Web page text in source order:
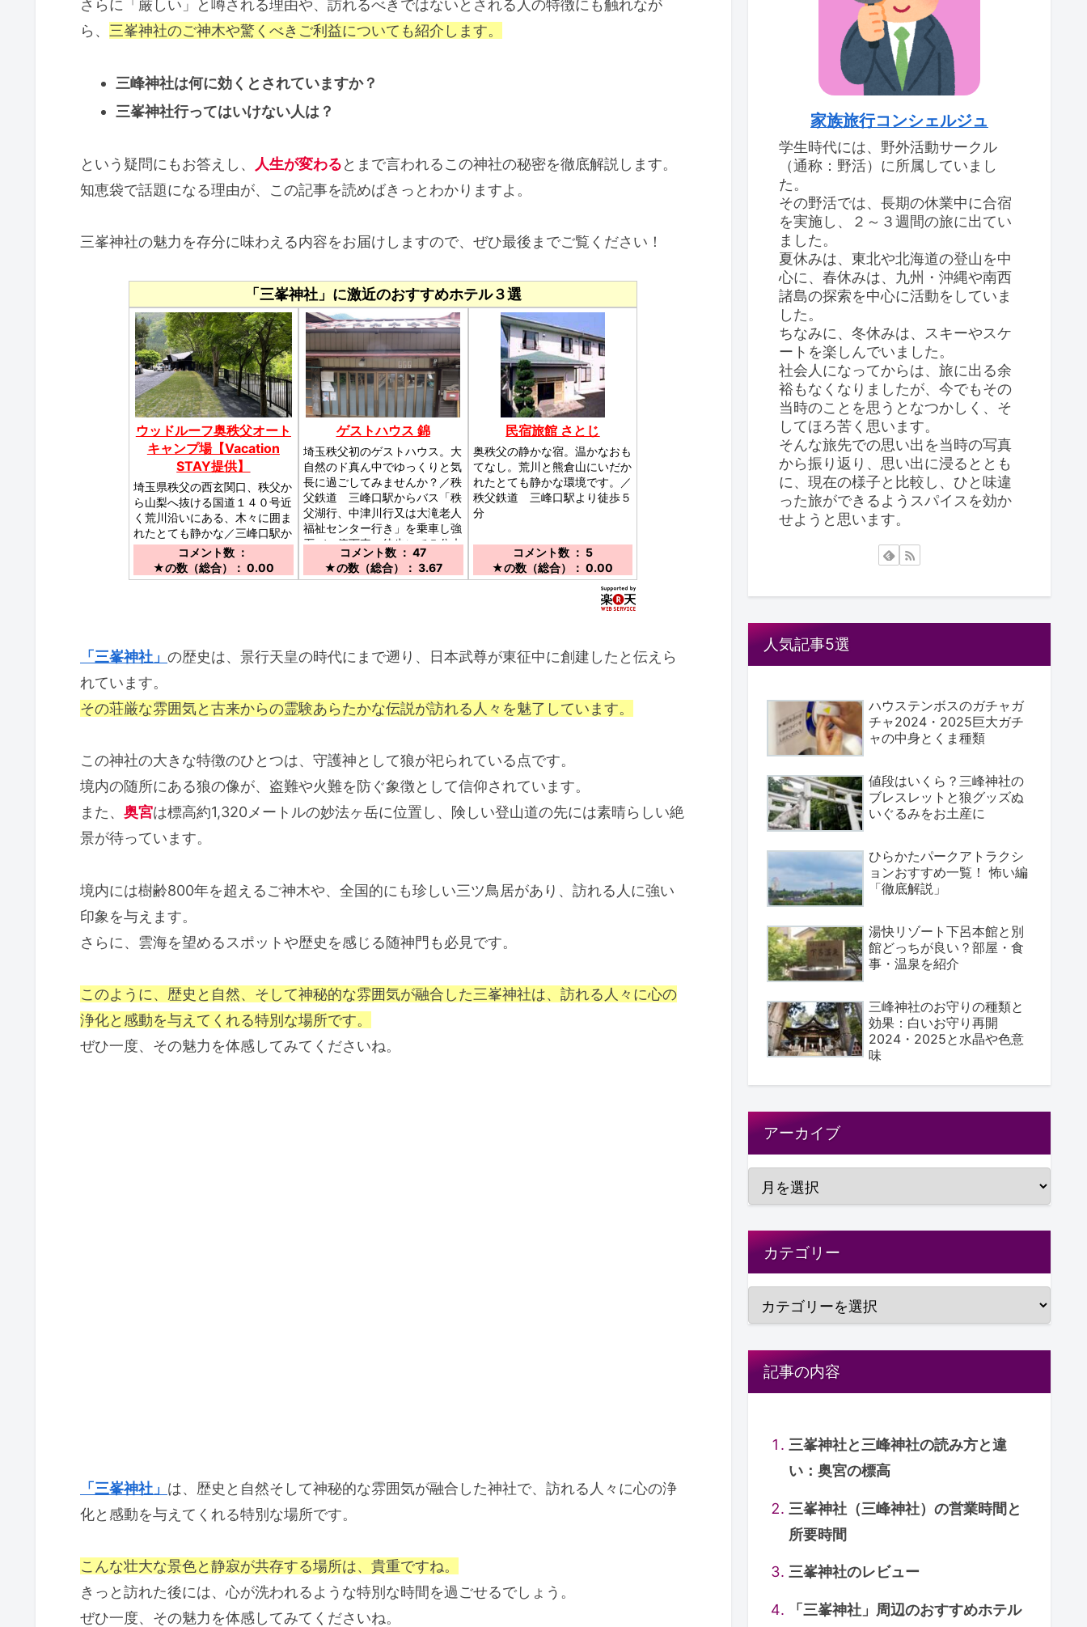
さらに「厳しい」と噂される理由や、訪れるべきではないとされる人の特徴にも触れなが
ら、 三峯神社のご神木や驚くべきご利益についても紹介します。
三峰神社は何に効くとされていますか？
三峯神社行ってはいけない人は？
という疑問にもお答えし、 人生が変わるとまで言われるこの神社の秘密を徹底解説します。
知恵袋で話題になる理由が、この記事を読めばきっとわかりますよ。
三峯神社の魅力を存分に味わえる内容をお届けしますので、ぜひ最後までご覧ください！
「三峯神社」に激近のおすすめホテル３選
ウッドルーフ奥秩父オート
キャンプ場【Vacation
STAY提供】
埼玉県秩父の西玄関口、秩父か
ら山梨へ抜ける国道１４０号近
く荒川沿いにある、木々に囲ま
れたとても静かな／三峰口駅か
ら車で約１６分コメント数 ：
★の数（総合）： 0.00
ゲストハウス 錦
埼玉秩父初のゲストハウス。大
自然のド真ん中でゆっくりと気
長に過ごしてみませんか？／秩
父鉄道 三峰口駅からバス「秩
父湖行、中津川行又は大滝老人
福祉センター行き」を乗車し強
石バス停下車、徒歩にて５分未
コメント数 ： 47
★の数（総合）： 3.67
民宿旅館 さとじ
奥秩父の静かな宿。温かなおも
てなし。荒川と熊倉山にいだか
れたとても静かな環境です。／
秩父鉄道 三峰口駅より徒歩５
分
コメント数 ： 5
★の数（総合）： 0.00
「三峯神社」 の歴史は、景行天皇の時代にまで遡り、日本武尊が東征中に創建したと伝えら
れています。
その荘厳な雰囲気と古来からの霊験あらたかな伝説が訪れる人々を魅了しています。
この神社の大きな特徴のひとつは、守護神として狼が祀られている点です。
境内の随所にある狼の像が、盗難や火難を防ぐ象徴として信仰されています。
また、 奥宮は標高約1,320メートルの妙法ヶ岳に位置し、険しい登山道の先には素晴らしい絶
景が待っています。
境内には樹齢800年を超えるご神木や、全国的にも珍しい三ツ鳥居があり、訪れる人に強い
印象を与えます。
さらに、雲海を望めるスポットや歴史を感じる随神門も必見です。
このように、歴史と自然、そして神秘的な雰囲気が融合した三峯神社は、訪れる人々に心の
浄化と感動を与えてくれる特別な場所です。
ぜひ一度、その魅力を体感してみてくださいね。
「三峯神社」 は、歴史と自然そして神秘的な雰囲気が融合した神社で、訪れる人々に心の浄
化と感動を与えてくれる特別な場所です。
こんな壮大な景色と静寂が共存する場所は、貴重ですね。
きっと訪れた後には、心が洗われるような特別な時間を過ごせるでしょう。
ぜひ一度、その魅力を体感してみてくださいね。
家族旅行コンシェルジュ
学生時代には、野外活動サークル
（通称：野活）に所属していまし
た。
その野活では、長期の休業中に合宿
を実施し、２～３週間の旅に出てい
ました。
夏休みは、東北や北海道の登山を中
心に、春休みは、九州・沖縄や南西
諸島の探索を中心に活動をしていま
した。
ちなみに、冬休みは、スキーやスケ
ートを楽しんでいました。
社会人になってからは、旅に出る余
裕もなくなりましたが、今でもその
当時のことを思うとなつかしく、そ
してほろ苦く思います。
そんな旅先での思い出を当時の写真
から振り返り、思い出に浸るととも
に、現在の様子と比較し、ひと味違
った旅ができるようスパイスを効か
せようと思います。
人気記事5選
ハウステンボスのガチャガ
チャ2024・2025巨大ガチ
ャの中身とくま種類
値段はいくら？三峰神社の
ブレスレットと狼グッズぬ
いぐるみをお土産に
ひらかたパークアトラクシ
ョンおすすめ一覧！ 怖い編
「徹底解説」
湯快リゾート下呂本館と別
館どっちが良い？部屋・食
事・温泉を紹介
三峰神社のお守りの種類と
効果：白いお守り再開
2024・2025と水晶や色意
味
アーカイブ
カテゴリー
記事の内容
三峯神社と三峰神社の読み方と違
い：奥宮の標高
三峯神社（三峰神社）の営業時間と
所要時間
三峯神社のレビュー
「三峯神社」周辺のおすすめホテル